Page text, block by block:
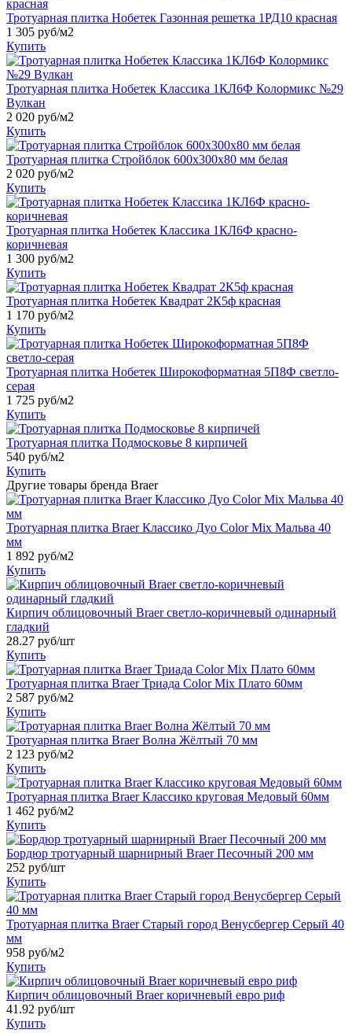
Тротуарная плитка Нобетек Газонная решетка 1РД10 красная
1 305 руб/м2
Купить
Тротуарная плитка Нобетек Классика 1КЛ6Ф Колормикс №29
Вулкан
2 020 руб/м2
Купить
Тротуарная плитка Стройблок 600x300x80 мм белая
2 020 руб/м2
Купить
Тротуарная плитка Нобетек Классика 1КЛ6Ф красно-
коричневая
1 300 руб/м2
Купить
Тротуарная плитка Нобетек Квадрат 2К5ф красная
1 170 руб/м2
Купить
Тротуарная плитка Нобетек Широкоформатная 5П8Ф светло-
серая
1 725 руб/м2
Купить
Тротуарная плитка Подмосковье 8 кирпичей
540 руб/м2
Купить
Другие товары бренда Braer
Тротуарная плитка Braer Классико Дуо Color Mix Мальва 40
мм
1 892 руб/м2
Купить
Кирпич облицовочный Braer светло-коричневый одинарный
гладкий
28.27 руб/шт
Купить
Тротуарная плитка Braer Триада Color Mix Плато 60мм
2 587 руб/м2
Купить
Тротуарная плитка Braer Волна Жёлтый 70 мм
2 123 руб/м2
Купить
Тротуарная плитка Braer Классико круговая Медовый 60мм
1 462 руб/м2
Купить
Бордюр тротуарный шарнирный Braer Песочный 200 мм
252 руб/шт
Купить
Тротуарная плитка Braer Старый город Венусбергер Серый 40
мм
958 руб/м2
Купить
Кирпич облицовочный Braer коричневый евро риф
41.92 руб/шт
Купить